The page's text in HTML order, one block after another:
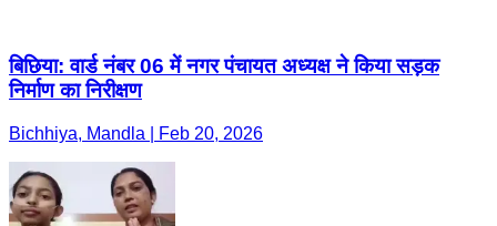
बिछिया: वार्ड नंबर 06 में नगर पंचायत अध्यक्ष ने किया सड़क
निर्माण का निरीक्षण
Bichhiya, Mandla | Feb 20, 2026